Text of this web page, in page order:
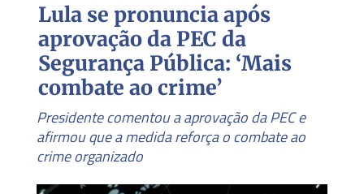
Lula se pronuncia após
aprovação da PEC da
Segurança Pública: ‘Mais
combate ao crime’
Presidente comentou a aprovação da PEC e
afirmou que a medida reforça o combate ao
crime organizado